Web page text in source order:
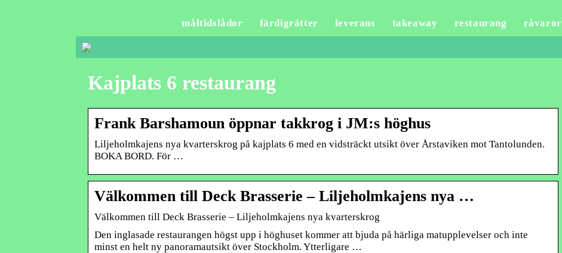
måltidslådor färdigrätter leverans takeaway restaurang råvaror
Kajplats 6 restaurang
Frank Barshamoun öppnar takkrog i JM:s höghus
Liljeholmkajens nya kvarterskrog på kajplats 6 med en vidsträckt utsikt över Årstaviken mot Tantolunden.
BOKA BORD. För …
Välkommen till Deck Brasserie – Liljeholmkajens nya …
Välkommen till Deck Brasserie – Liljeholmkajens nya kvarterskrog
Den inglasade restaurangen högst upp i höghuset kommer att bjuda på härliga matupplevelser och inte
minst en helt ny panoramautsikt över Stockholm. Ytterligare …